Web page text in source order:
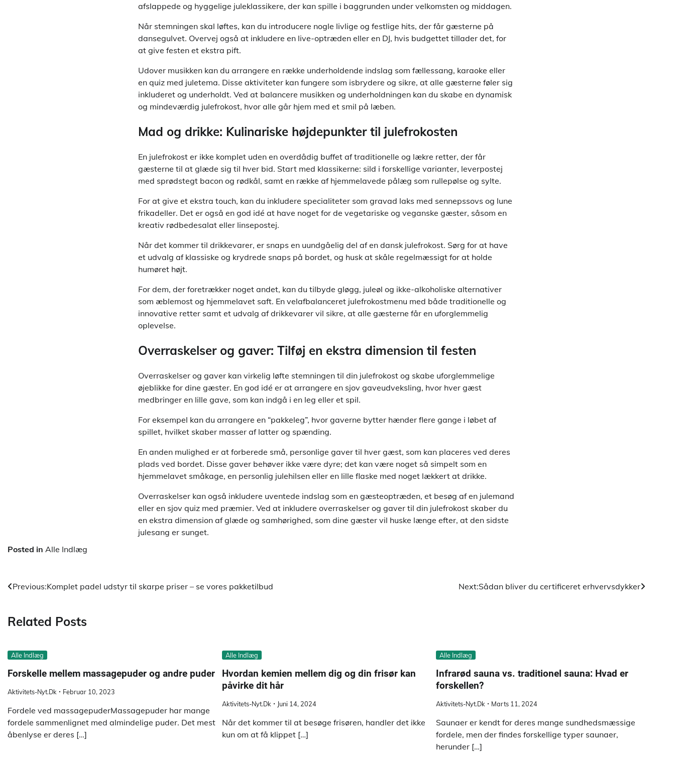
afslappede og hyggelige juleklassikere, der kan spille i baggrunden under velkomsten og middagen.
Når stemningen skal løftes, kan du introducere nogle livlige og festlige hits, der får gæsterne på
dansegulvet. Overvej også at inkludere en live-optræden eller en DJ, hvis budgettet tillader det, for
at give festen et ekstra pift.
Udover musikken kan du arrangere en række underholdende indslag som fællessang, karaoke eller
en quiz med juletema. Disse aktiviteter kan fungere som isbrydere og sikre, at alle gæsterne føler sig
inkluderet og underholdt. Ved at balancere musikken og underholdningen kan du skabe en dynamisk
og mindeværdig julefrokost, hvor alle går hjem med et smil på læben.
Mad og drikke: Kulinariske højdepunkter til julefrokosten
En julefrokost er ikke komplet uden en overdådig buffet af traditionelle og lækre retter, der får
gæsterne til at glæde sig til hver bid. Start med klassikerne: sild i forskellige varianter, leverpostej
med sprødstegt bacon og rødkål, samt en række af hjemmelavede pålæg som rullepølse og sylte.
For at give et ekstra touch, kan du inkludere specialiteter som gravad laks med sennepssovs og lune
frikadeller. Det er også en god idé at have noget for de vegetariske og veganske gæster, såsom en
kreativ rødbedesalat eller linsepostej.
Når det kommer til drikkevarer, er snaps en uundgåelig del af en dansk julefrokost. Sørg for at have
et udvalg af klassiske og krydrede snaps på bordet, og husk at skåle regelmæssigt for at holde
humøret højt.
For dem, der foretrækker noget andet, kan du tilbyde gløgg, juleøl og ikke-alkoholiske alternativer
som æblemost og hjemmelavet saft. En velafbalanceret julefrokostmenu med både traditionelle og
innovative retter samt et udvalg af drikkevarer vil sikre, at alle gæsterne får en uforglemmelig
oplevelse.
Overraskelser og gaver: Tilføj en ekstra dimension til festen
Overraskelser og gaver kan virkelig løfte stemningen til din julefrokost og skabe uforglemmelige
øjeblikke for dine gæster. En god idé er at arrangere en sjov gaveudveksling, hvor hver gæst
medbringer en lille gave, som kan indgå i en leg eller et spil.
For eksempel kan du arrangere en “pakkeleg”, hvor gaverne bytter hænder flere gange i løbet af
spillet, hvilket skaber masser af latter og spænding.
En anden mulighed er at forberede små, personlige gaver til hver gæst, som kan placeres ved deres
plads ved bordet. Disse gaver behøver ikke være dyre; det kan være noget så simpelt som en
hjemmelavet småkage, en personlig julehilsen eller en lille flaske med noget lækkert at drikke.
Overraskelser kan også inkludere uventede indslag som en gæsteoptræden, et besøg af en julemand
eller en sjov quiz med præmier. Ved at inkludere overraskelser og gaver til din julefrokost skaber du
en ekstra dimension af glæde og samhørighed, som dine gæster vil huske længe efter, at den sidste
julesang er sunget.
Posted in Alle Indlæg
Indlægsnavigation
Previous:Komplet padel udstyr til skarpe priser – se vores pakketilbud Next:Sådan bliver du certificeret erhvervsdykker
Related Posts
Alle Indlæg
Forskelle mellem massagepuder og andre puder
Aktivitets-Nyt.dk Februar 10, 2023
Fordele ved massagepuderMassagepuder har mange
fordele sammenlignet med almindelige puder. Det mest
åbenlyse er deres […]
Alle Indlæg
Hvordan kemien mellem dig og din frisør kan
påvirke dit hår
Aktivitets-Nyt.dk Juni 14, 2024
Når det kommer til at besøge frisøren, handler det ikke
kun om at få klippet […]
Alle Indlæg
Infrarød sauna vs. traditionel sauna: Hvad er
forskellen?
Aktivitets-Nyt.dk Marts 11, 2024
Saunaer er kendt for deres mange sundhedsmæssige
fordele, men der findes forskellige typer saunaer,
herunder […]